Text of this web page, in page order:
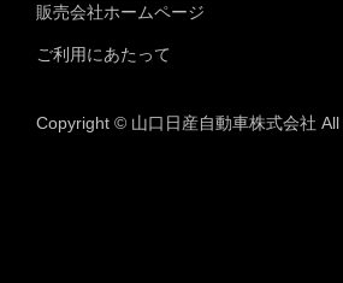
販売会社ホームページ
ご利用にあたって
Copyright © 山口日産自動車株式会社 All